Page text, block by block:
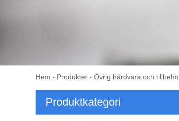
Hem - Produkter - Övrig hårdvara och
Produktkategori